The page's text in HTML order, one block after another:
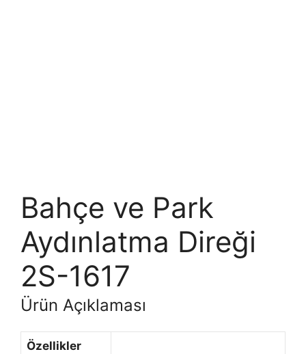
Bahçe ve Park
Aydınlatma Direği
2S-1617
Ürün Açıklaması
Özellikler